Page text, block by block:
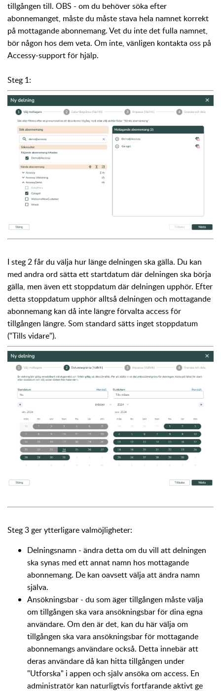
tillgången till. OBS - om du behöver söka efter
abonnemanget, måste du måste stava hela namnet korrekt
på mottagande abonnemang. Vet du inte det fulla namnet,
bör någon hos dem veta. Om inte, vänligen kontakta oss på
Accessy-support för hjälp.
Steg 1:
I steg 2 får du välja hur länge delningen ska gälla. Du kan
med andra ord sätta ett startdatum där delningen ska börja
gälla, men även ett stoppdatum där delningen upphör. Efter
detta stoppdatum upphör alltså delningen och mottagande
abonnemang kan då inte längre förvalta access för
tillgången längre. Som standard sätts inget stoppdatum
("Tills vidare").
Steg 3 ger ytterligare valmöjligheter:
Delningsnamn - ändra detta om du vill att delningen
ska synas med ett annat namn hos mottagande
abonnemang. De kan oavsett välja att ändra namn
själva.
Ansökningsbar - du som äger tillgången måste välja
om tillgången ska vara ansökningsbar för dina egna
användare. Om den är det, kan du här välja om
tillgången ska vara ansökningsbar för mottagande
abonnemangs användare också. Detta innebär att
deras användare då kan hitta tillgången under
"Utforska" i appen och själv ansöka om access. En
administratör kan naturligtvis fortfarande aktivt ge